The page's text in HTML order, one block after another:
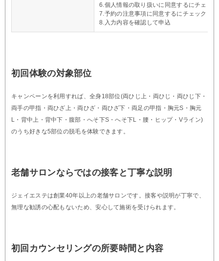
6.個人情報の取り扱いに同意するにチェック
7.予約の注意事項に同意するにチェック
8.入力内容を確認して申込
初回体験の対象部位
キャンペーンを利用すれば、全身18部位(両ひじ上・両ひじ・両ひじ下・
両手の甲指・両ひざ上・両ひざ・両ひざ下・両足の甲指・胸元S・胸元
L・背中上・背中下・腹部・へそ下S・へそ下L・腰・ヒップ・Vライン)
のうち好きな5部位の脱毛を体験できます。
老舗サロンならではの接客と丁寧な説明
ジェイエステは創業40年以上の老舗サロンです。接客や説明が丁寧で、
無理な勧誘の心配もないため、安心して施術を受けられます。
初回カウンセリングの所要時間と内容